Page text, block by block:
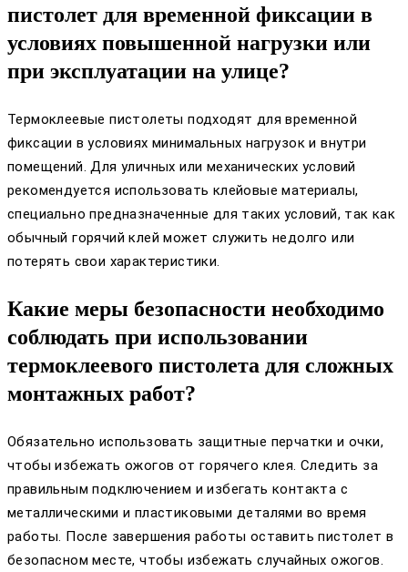
пистолет для временной фиксации в
условиях повышенной нагрузки или
при эксплуатации на улице?
Термоклеевые пистолеты подходят для временной
фиксации в условиях минимальных нагрузок и внутри
помещений. Для уличных или механических условий
рекомендуется использовать клейовые материалы,
специально предназначенные для таких условий, так как
обычный горячий клей может служить недолго или
потерять свои характеристики.
Какие меры безопасности необходимо
соблюдать при использовании
термоклеевого пистолета для сложных
монтажных работ?
Обязательно использовать защитные перчатки и очки,
чтобы избежать ожогов от горячего клея. Следить за
правильным подключением и избегать контакта с
металлическими и пластиковыми деталями во время
работы. После завершения работы оставить пистолет в
безопасном месте, чтобы избежать случайных ожогов.